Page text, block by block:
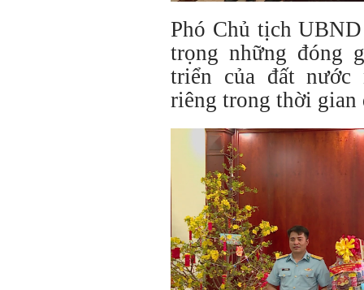
Phó Chủ tịch
trọng những đóng
triển của đất nước
riêng trong thời